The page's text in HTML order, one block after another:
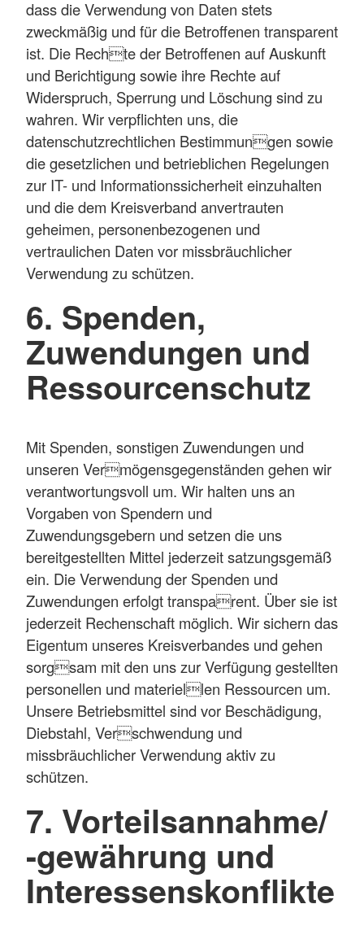
dass die Verwendung von Daten stets
zweckmäßig und für die Betroffenen transparent
ist. Die Rechte der Betroffenen auf Auskunft
und Berichtigung sowie ihre Rechte auf
Widerspruch, Sperrung und Löschung sind zu
wahren. Wir verpflichten uns, die
datenschutzrechtlichen Bestimmungen sowie
die gesetzlichen und betrieblichen Regelungen
zur IT- und Informationssicherheit einzuhalten
und die dem Kreisverband anvertrauten
geheimen, personenbezogenen und
vertraulichen Daten vor missbräuchlicher
Verwendung zu schützen.
6. Spenden,
Zuwendungen und
Ressourcenschutz
Mit Spenden, sonstigen Zuwendungen und
unseren Vermögensgegenständen gehen wir
verantwortungsvoll um. Wir halten uns an
Vorgaben von Spendern und
Zuwendungsgebern und setzen die uns
bereitgestellten Mittel jederzeit satzungsgemäß
ein. Die Verwendung der Spenden und
Zuwendungen erfolgt transparent. Über sie ist
jederzeit Rechenschaft möglich. Wir sichern das
Eigentum unseres Kreisverbandes und gehen
sorgsam mit den uns zur Verfügung gestellten
personellen und materiellen Ressourcen um.
Unsere Betriebsmittel sind vor Beschädigung,
Diebstahl, Verschwendung und
missbräuchlicher Verwendung aktiv zu
schützen.
7. Vorteilsannahme/
-gewährung und
Interessenskonflikte